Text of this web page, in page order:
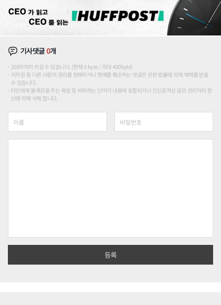
기사댓글0개
200자까지 쓰실 수 있습니다. (현재 0 byte / 최대 400byte)
저작권 등 다른 사람의 권리를 침해하거나 명예를 훼손하는 댓글은 관련 법률에 의해 제재를 받을
수 있습니다.
타인에게 불쾌감을 주는 욕설 등 비하하는 단어가 내용에 포함되거나 인신공격성 글은 관리자의 판
단에 의해 삭제 합니다.